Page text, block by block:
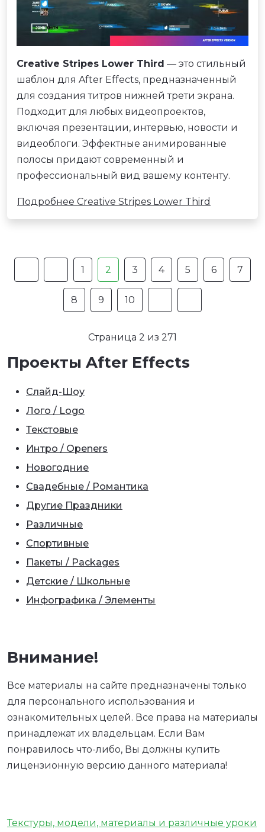
Creative Stripes Lower Third — это стильный
шаблон для After Effects, предназначенный
для создания титров нижней трети экрана.
Подходит для любых видеопроектов,
включая презентации, интервью, новости и
видеоблоги. Эффектные анимированные
полосы придают современный и
профессиональный вид вашему контенту.
Подробнее Creative Stripes Lower Third
1 2 3 4 5 6 7
8 9 10
Страница 2 из 271
Проекты After Effects
Слайд-Шоу
Лого / Logo
Текстовые
Интро / Openers
Новогодние
Свадебные / Романтика
Другие Праздники
Различные
Спортивные
Пакеты / Packages
Детские / Школьные
Инфографика / Элементы
Внимание!
Все материалы на сайте предназначены только
для персонального использования и
ознакомительных целей. Все права на материалы
принадлежат их владельцам. Если Вам
понравилось что-либо, Вы должны купить
лицензионную версию данного материала!
Текстуры, модели, материалы и различные уроки